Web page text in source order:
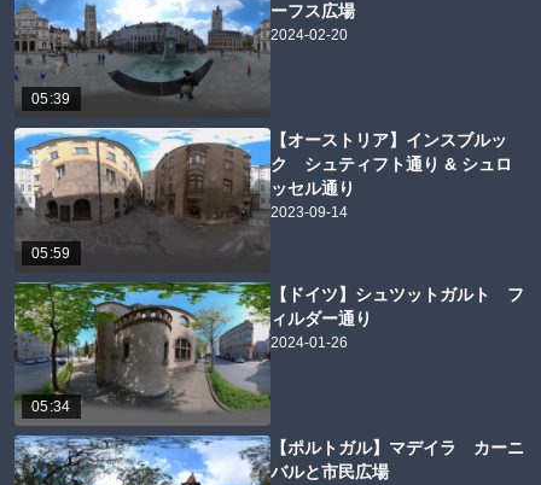
05:39
ーフス広場
2024-02-20
05:59
【オーストリア】インスブルッ
ク シュティフト通り & シュロ
ッセル通り
2023-09-14
05:34
【ドイツ】シュツットガルト フ
ィルダー通り
2024-01-26
【ポルトガル】マデイラ カーニ
バルと市民広場